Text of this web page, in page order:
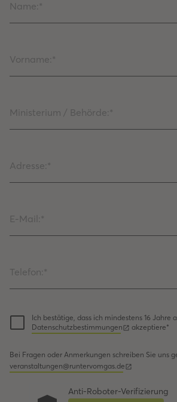
Ich bestätige, dass ich mindestens 16 Jahre
Datenschutzbestimmungen
akzeptiere*
Bei Fragen oder Anmerkungen schreiben Sie uns
veranstaltungen@runtervomgas.de
Anti-Roboter-Verifizierung